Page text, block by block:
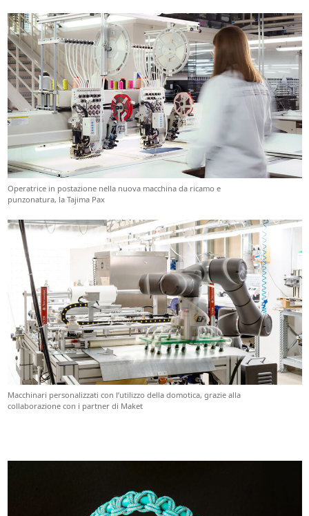
Operatrice in postazione nella nuova macchina da ricamo e
punzonatura, la Tajima Pax
Macchinari personalizzati con l’utilizzo della domotica, grazie alla
collaborazione con i partner di Maket